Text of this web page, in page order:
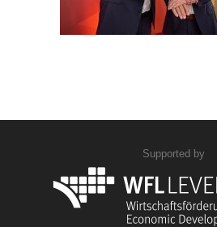
Supported by